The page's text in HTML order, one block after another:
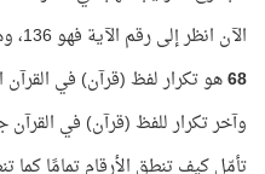
الآن انظر إلى رقم الآية فهو 136، وهذا العدد =
68هو تكرار لفظ (قرآن) في القرآن
وآخر تكرار للفظ (قرآن) في
تأمّل كيف تنطق الأرقام تمامًا كما